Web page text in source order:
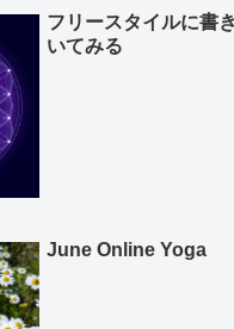
フリースタイルに書
いてみる
June Online Yoga